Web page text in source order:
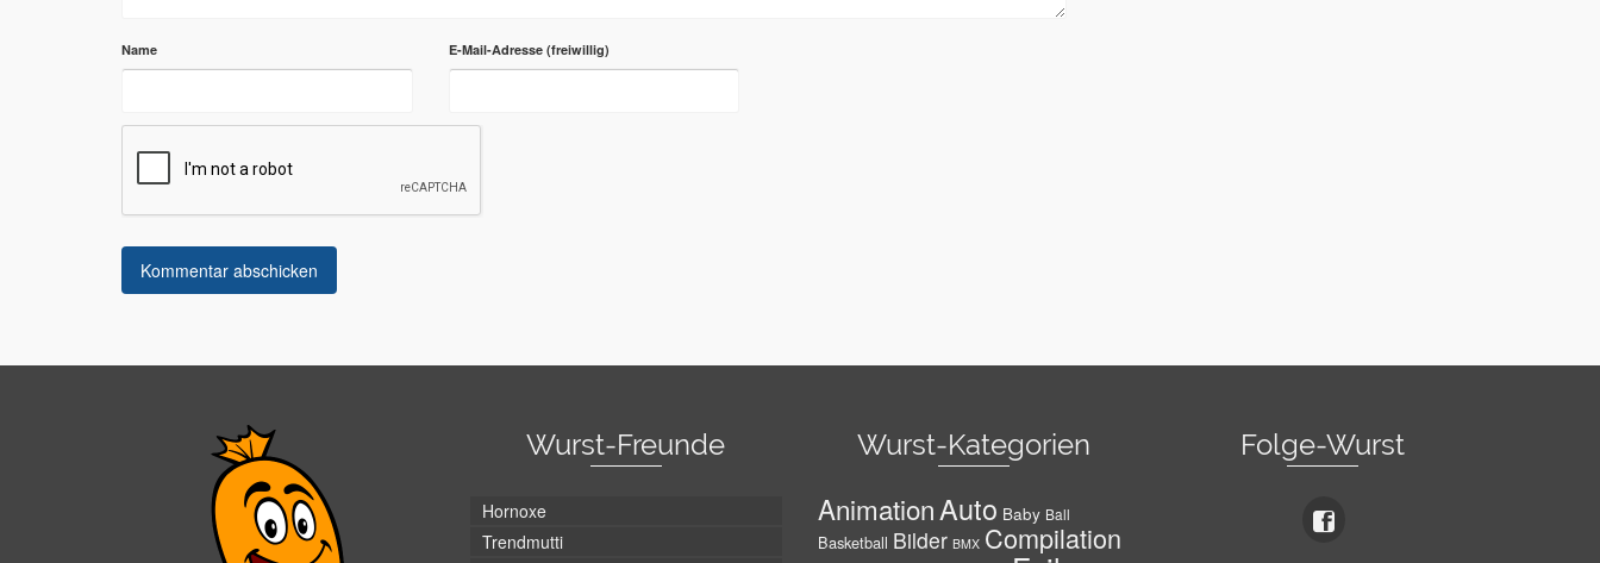
Name E-Mail-Adresse
Wurst-Freunde
Hornoxe
Trendmutti
Wurst-Kategorien
AnimationAuto Baby Ball
Basketball Bilder BMX Compilation
Folge-Wurst